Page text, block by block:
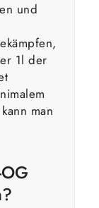
und
1l der
man